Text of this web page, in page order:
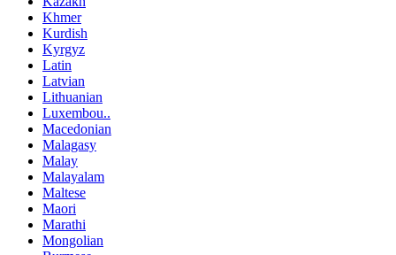
Khmer
Kurdish
Kyrgyz
Latin
Latvian
Lithuanian
Luxembou..
Macedonian
Malagasy
Malay
Malayalam
Maltese
Maori
Marathi
Mongolian